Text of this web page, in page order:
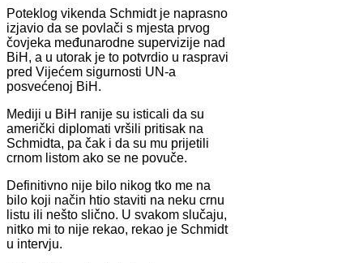
Poteklog vikenda Schmidt je naprasno
izjavio da se povlači s mjesta prvog
čovjeka međunarodne supervizije nad
BiH, a u utorak je to potvrdio u raspravi
pred Vijećem sigurnosti UN-a
posvećenoj BiH.
Mediji u BiH ranije su isticali da su
američki diplomati vršili pritisak na
Schmidta, pa čak i da su mu prijetili
crnom listom ako se ne povuče.
Definitivno nije bilo nikog tko me na
bilo koji način htio staviti na neku crnu
listu ili nešto slično. U svakom slučaju,
nitko mi to nije rekao, rekao je Schmidt
u intervju.